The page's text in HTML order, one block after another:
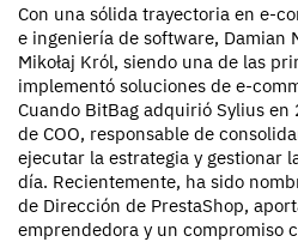
Con una sólida trayectoria en e-
e ingeniería de software, Damian
Mikołaj Król, siendo una de las
implementó soluciones de e-
Cuando BitBag adquirió Sylius
de COO, responsable de
ejecutar la estrategia y gestionar
día. Recientemente, ha sido
de Dirección de PrestaShop,
emprendedora y un compromiso